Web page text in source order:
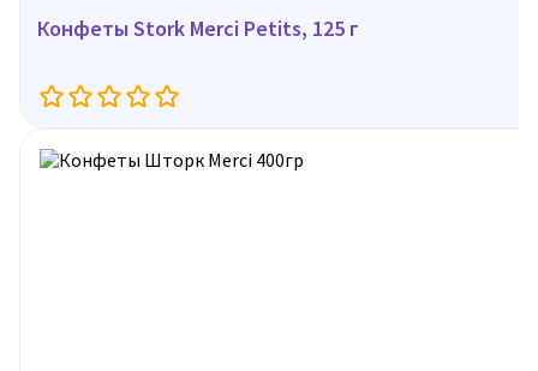
Конфеты Stork Merci Petits, 125 г